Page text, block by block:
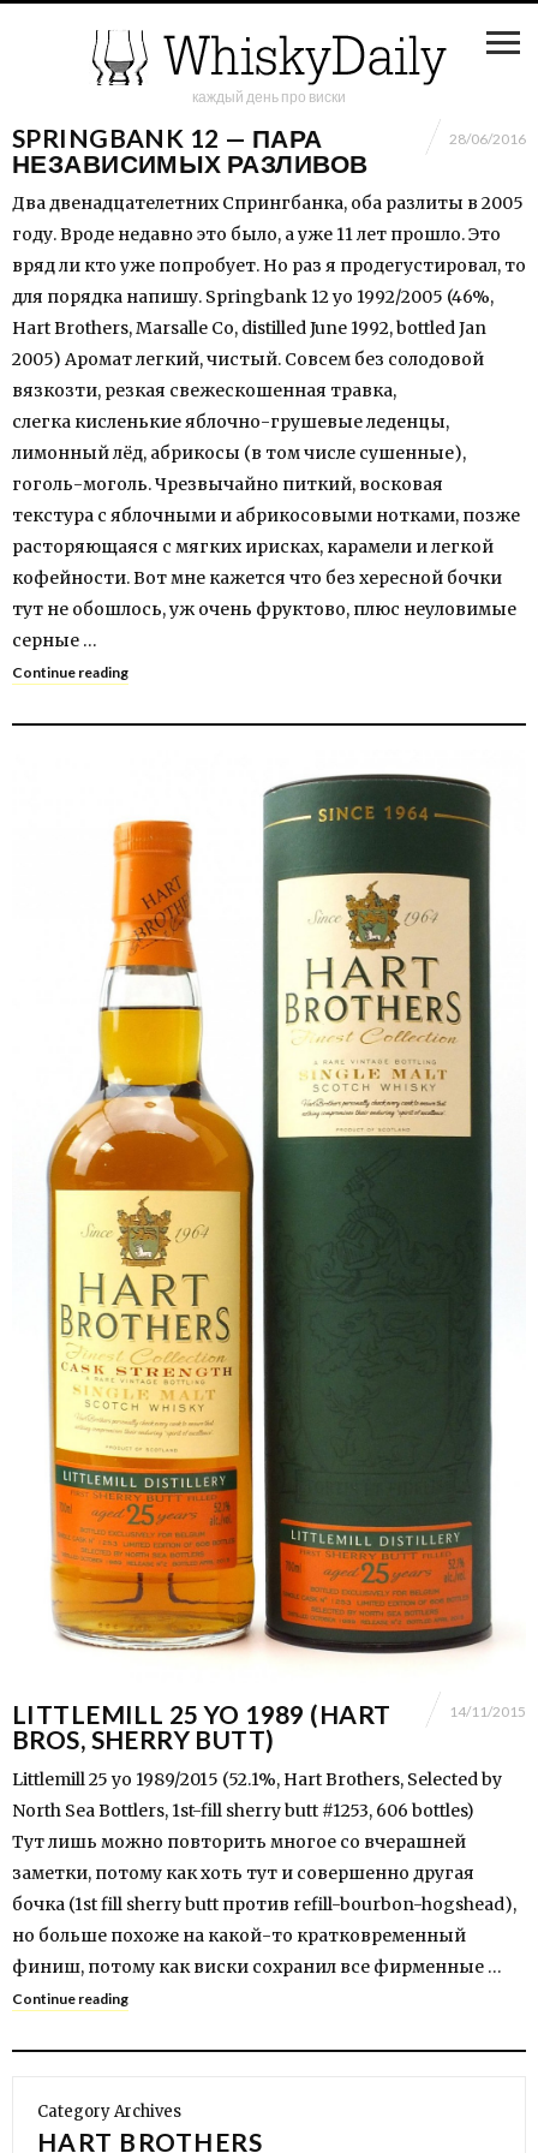
каждый день про виски
SPRINGBANK 12 — ПАРА
НЕЗАВИСИМЫХ РАЗЛИВОВ
28/06/2016
Два двенадцателетних Спрингбанка, оба разлиты в 2005
году. Вроде недавно это было, а уже 11 лет прошло. Это
вряд ли кто уже попробует. Но раз я продегустировал, то
для порядка напишу. Springbank 12 yo 1992/2005 (46%,
Hart Brothers, Marsalle Co, distilled June 1992, bottled Jan
2005) Аромат легкий, чистый. Совсем без солодовой
вязкозти, резкая свежескошенная травка,
слегка кисленькие яблочно-грушевые леденцы,
лимонный лёд, абрикосы (в том числе сушенные),
гоголь-моголь. Чрезвычайно питкий, восковая
текстура с яблочными и абрикосовыми нотками, позже
расторяющаяся с мягких ирисках, карамели и легкой
кофейности. Вот мне кажется что без хересной бочки
тут не обошлось, уж очень фруктово, плюс неуловимые
серные …
Continue reading
LITTLEMILL 25 YO 1989 (HART
BROS, SHERRY BUTT)
14/11/2015
Littlemill 25 yo 1989/2015 (52.1%, Hart Brothers, Selected by
North Sea Bottlers, 1st-fill sherry butt #1253, 606 bottles)
Тут лишь можно повторить многое со вчерашней
заметки, потому как хоть тут и совершенно другая
бочка (1st fill sherry butt против refill-bourbon-hogshead),
но больше похоже на какой-то кратковременный
финиш, потому как виски сохранил все фирменные …
Continue reading
Category Archives
HART BROTHERS